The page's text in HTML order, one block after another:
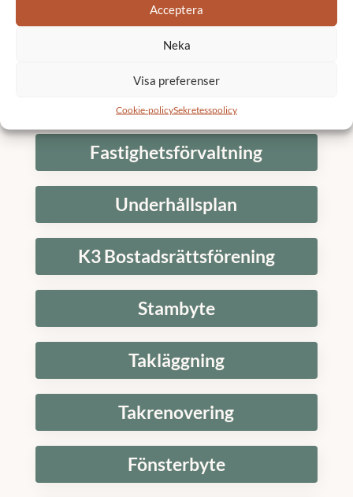
Acceptera
Neka
Visa preferenser
Cookie-policySekretesspolicy
Tjänster
Fastighetsförvaltning
Underhållsplan
K3 Bostadsrättsförening
Stambyte
Takläggning
Takrenovering
Fönsterbyte